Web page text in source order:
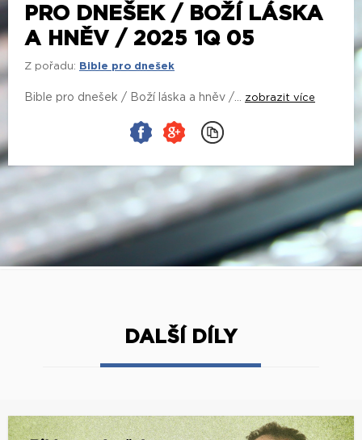
PRO DNEŠEK / BOŽÍ LÁSKA
A HNĚV / 2025 1Q 05
Z pořadu: Bible pro dnešek
Bible pro dnešek / Boží láska a hněv /... zobrazit více
DALŠÍ DÍLY